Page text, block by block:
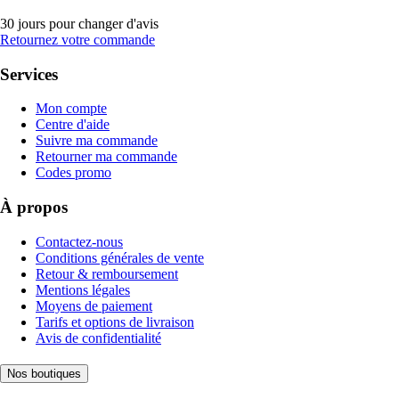
30 jours pour changer d'avis
Retournez votre commande
Services
Mon compte
Centre d'aide
Suivre ma commande
Retourner ma commande
Codes promo
À propos
Contactez-nous
Conditions générales de vente
Retour & remboursement
Mentions légales
Moyens de paiement
Tarifs et options de livraison
Avis de confidentialité
Nos boutiques